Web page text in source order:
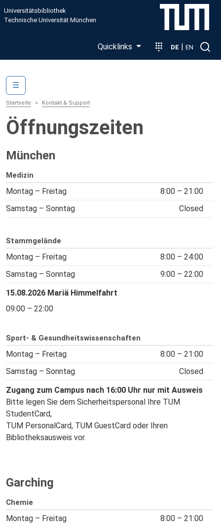
Direkt zum Inhalt
Universitätsbibliothek
Technische Universität München
Quicklinks DE | EN
Startseite Kontakt & Support
Öffnungszeiten
München
Medizin
Montag – Freitag
8:00 – 21:00
Samstag – Sonntag
Closed
Stammgelände
Montag – Freitag
8:00 – 24:00
Samstag – Sonntag
9:00 – 22:00
15.08.2026 Mariä Himmelfahrt
09:00 – 22:00
Sport- & Gesundheitswissenschaften
Montag – Freitag
8:00 – 21:00
Samstag – Sonntag
Closed
Zugang zum Campus nach 16:00 Uhr nur mit Ausweis
Bitte legen Sie dem Sicherheitspersonal Ihre TUM
StudentCard,
TUM PersonalCard, TUM GuestCard oder Ihren
Bibliotheksausweis vor.
Garching
Chemie
Montag – Freitag
8:00 – 21:00
☰